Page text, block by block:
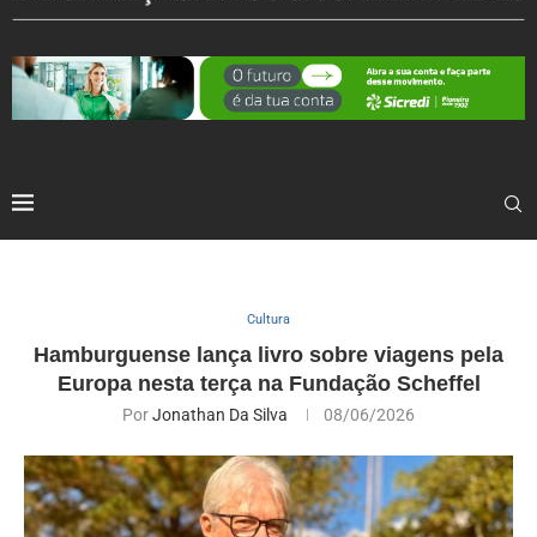
Cultura
Hamburguense lança livro sobre viagens pela
Europa nesta terça na Fundação Scheffel
PorJonathan Da Silva 08/06/2026